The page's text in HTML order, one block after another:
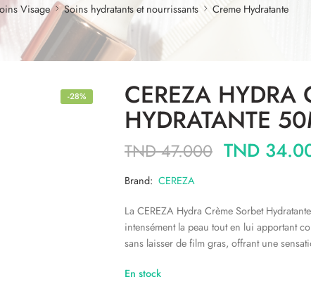
Visage Soins hydratants et nourrissants Creme Hydratante
-28% CEREZA HYDRA
HYDRATANTE
TND47.000 TND
Brand: CEREZA
La CEREZA Hydra Crème Sorbet
intensément la peau tout en lui apportant
sans laisser de film gras, offrant une
En stock